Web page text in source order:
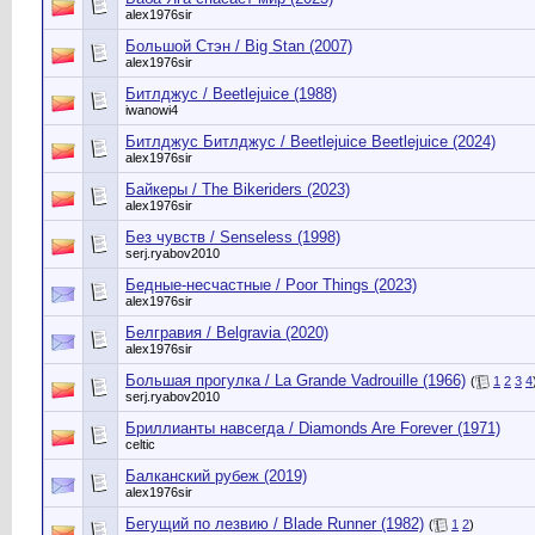
alex1976sir
Большой Стэн / Big Stan (2007)
alex1976sir
Битлджус / Beetlejuice (1988)
iwanowi4
Битлджус Битлджус / Beetlejuice Beetlejuice (2024)
alex1976sir
Байкеры / The Bikeriders (2023)
alex1976sir
Без чувств / Senseless (1998)
serj.ryabov2010
Бедные-несчастные / Poor Things (2023)
alex1976sir
Белгравия / Belgravia (2020)
alex1976sir
Большая прогулка / La Grande Vadrouille (1966) ( 1 2 3 4
serj.ryabov2010
Бриллианты навсегда / Diamonds Are Forever (1971)
celtic
Балканский рубеж (2019)
alex1976sir
Бегущий по лезвию / Blade Runner (1982) ( 1 2)